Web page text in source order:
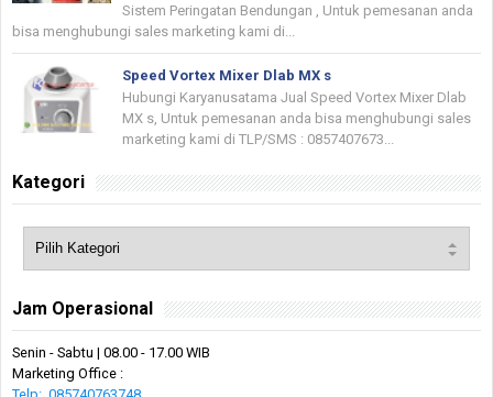
Sistem Peringatan Bendungan , Untuk pemesanan anda
bisa menghubungi sales marketing kami di...
Speed Vortex Mixer Dlab MX s
Hubungi Karyanusatama Jual Speed Vortex Mixer Dlab
MX s, Untuk pemesanan anda bisa menghubungi sales
marketing kami di TLP/SMS : 0857407673...
Kategori
Jam Operasional
Senin - Sabtu | 08.00 - 17.00 WIB
Marketing Office :